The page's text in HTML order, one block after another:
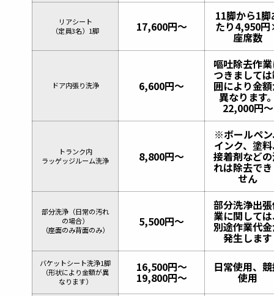
リアシート
（定員3名）1脚
17,600円〜
11脚から1脚
たり4,950
座席数
ドア内張り洗浄 6,600円〜
嘔吐除去作
つきまして
囲により金
異なります
22,000円〜
トランク内
ラッゲッジルーム洗浄
8,800円〜
※ボールペ
インク、塗
接着剤など
れは除去で
せん
部分洗浄（日常の汚れ
の場合）
（座面のみ背面のみ）
5,500円〜
部分洗浄出
業に関して
別途作業代
発生します
バケットシート洗浄1脚
（形状により金額が異
なります）
16,500円〜
19,800円〜
日常使用、
使用